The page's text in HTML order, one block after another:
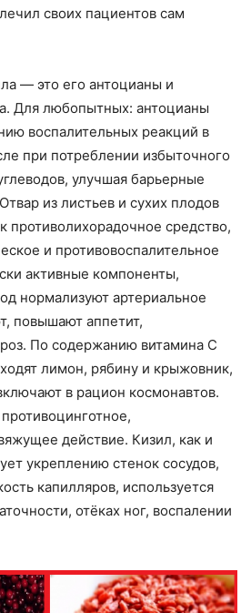
своих пациентов сам
— это его антоцианы и
Для любопытных: антоцианы
воспалительных реакций в
при потреблении избыточного
улучшая барьерные
из листьев и сухих плодов
противолихорадочное средство,
и противовоспалительное
активные компоненты,
нормализуют артериальное
повышают аппетит,
По содержанию витамина С
лимон, рябину и крыжовник,
в рацион космонавтов.
действие. Кизил, как и
укреплению стенок сосудов,
капилляров, используется
отёках ног, воспалении